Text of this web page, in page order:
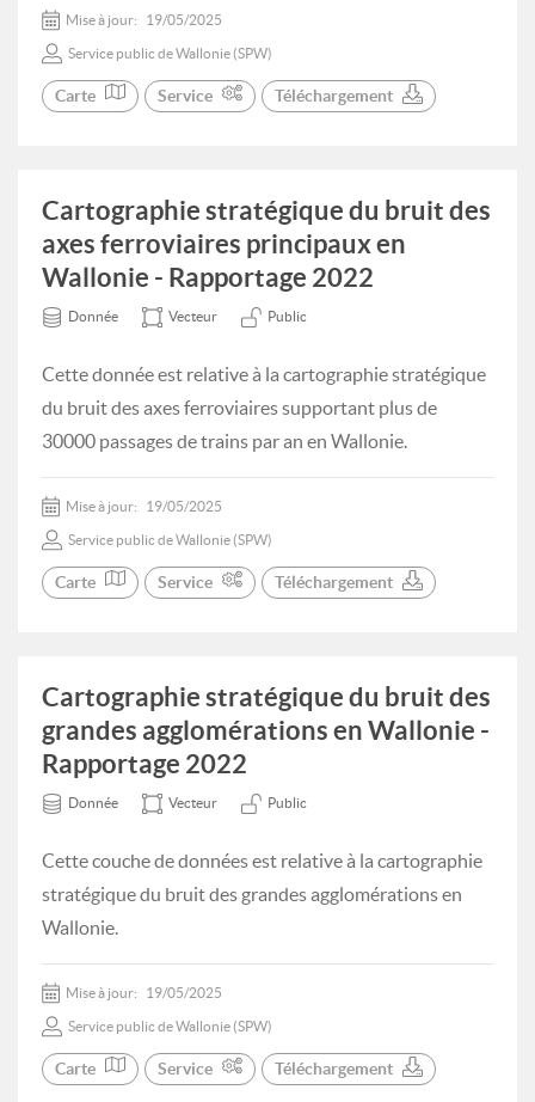
Mise à jour: 19/05/2025
Service public de Wallonie (SPW)
Carte Service Téléchargement
Cartographie stratégique du bruit des
axes ferroviaires principaux en
Wallonie - Rapportage 2022
Donnée Vecteur Public
Cette donnée est relative à la cartographie stratégique
du bruit des axes ferroviaires supportant plus de
30000 passages de trains par an en Wallonie.
Mise à jour: 19/05/2025
Service public de Wallonie (SPW)
Carte Service Téléchargement
Cartographie stratégique du bruit des
grandes agglomérations en Wallonie -
Rapportage 2022
Donnée Vecteur Public
Cette couche de données est relative à la cartographie
stratégique du bruit des grandes agglomérations en
Wallonie.
Mise à jour: 19/05/2025
Service public de Wallonie (SPW)
Carte Service Téléchargement